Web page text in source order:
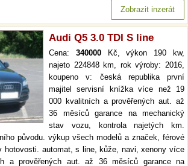
Zobrazit inzerát
Audi Q5 3.0 TDI S line
Cena: 340000Kč, výkon 190 kw,
najeto 224848 km, rok výroby: 2016,
koupeno v: česká republika první
majitel servisní knížka více než 19
000 kvalitních a prověřených aut. až
36 měsíců garance na mechanický
stav vozu, kontrola najetých km.
původu. výkup všech modelů a značek, férové
hotovosti. automat, s line, kůže, navi, xenony více
a prověřených aut. až 36 měsíců garance na